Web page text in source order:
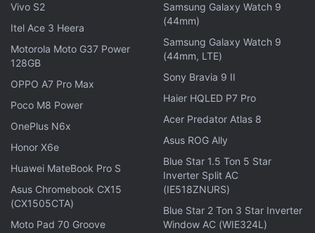
वीजीए कैमरा है। JioPhone की बैटरी 2000 एमएएच की है। इसके
बारे में 12 घंटे तक के टॉक टाइम और 15 दिन तक के स्टैंडबाय टाइम
का दावा किया गया है। कनेक्टिविटी फीचर में 4जी वीओएलटीई, ब्लूटूथ
वी4.1, वाई-फाई, एनएफसी, एफएम रेडियो, जीपीएस और यूएसबी 2.0
सपोर्ट शामिल हैं।
लेटेस्ट टेक न्यूज़
एक्सक्लूसिव ऑफर के लिए गैजेट्स 360एंड्रॉयडऐप डाउनलोड करें और
हमेंगूगल समाचारपर फॉलो करें।
ये भी पढ़े: jio,reliance jio, jio phone amazon
Vivo S2
Itel Ace 3 Heera
Motorola Moto G37 Power
128GB
OPPO A7 Pro Max
Poco M8 Power
OnePlus N6x
Honor X6e
Huawei MateBook Pro S
Asus Chromebook CX15
(CX1505CTA)
Moto Pad 70 Groove
Samsung Galaxy Watch 9
(44mm)
Samsung Galaxy Watch 9
(44mm, LTE)
Sony Bravia 9 II
Haier HQLED P7 Pro
Acer Predator Atlas 8
Asus ROG Ally
Blue Star 1.5 Ton 5 Star
Inverter Split AC
(IE518ZNURS)
Blue Star 2 Ton 3 Star Inverter
Window AC (WIE324L)